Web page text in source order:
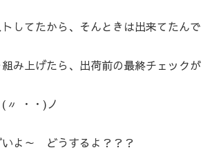
してたから、そんときは出来てたんで
み上げたら、出荷前の最終チェックが
〃 ・・)ノ
よ～ どうするよ？？？